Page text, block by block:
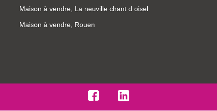
Maison à vendre, La neuville chant d oisel
Maison à vendre, Rouen